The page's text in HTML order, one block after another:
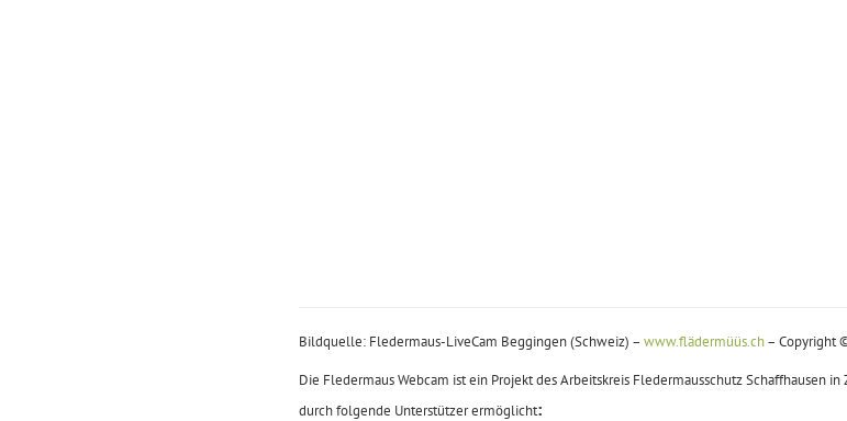
Bildquelle: Fledermaus-LiveCam Beggingen (Schweiz) – www.flädermüüs.ch– Copyright
Die Fledermaus Webcam ist ein Projekt des Arbeitskreis Fledermausschutz Schaffhausen
durch folgende Unterstützer ermöglicht: